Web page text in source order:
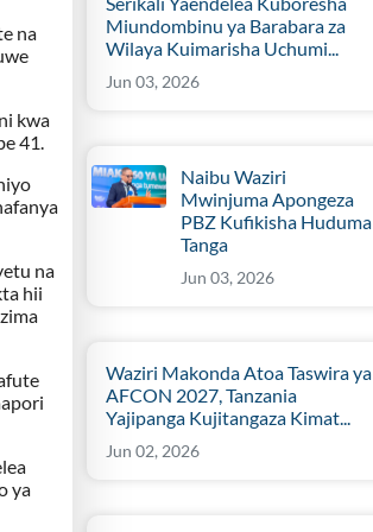
na
kwa
41.
na
hii
ya
Miundombinu ya Barabara za
Wilaya Kuimarisha Uchumi...
Jun 03, 2026
Naibu Waziri
Mwinjuma Apongeza
PBZ Kufikisha Huduma
Tanga
Jun 03, 2026
Waziri Makonda Atoa Taswira ya
AFCON 2027, Tanzania
Yajipanga Kujitangaza Kimat...
Jun 02, 2026